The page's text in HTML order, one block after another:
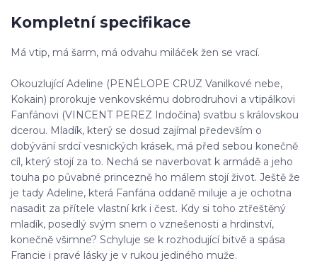
Kompletní specifikace
Má vtip, má šarm, má odvahu miláček žen se vrací.
Okouzlující Adeline (PENÉLOPE CRUZ Vanilkové nebe,
Kokain) prorokuje venkovskému dobrodruhovi a vtipálkovi
Fanfánovi (VINCENT PEREZ Indočína) svatbu s královskou
dcerou. Mladík, který se dosud zajímal především o
dobývání srdcí vesnických krásek, má před sebou konečně
cíl, který stojí za to. Nechá se naverbovat k armádě a jeho
touha po půvabné princezně ho málem stojí život. Ještě že
je tady Adeline, která Fanfána oddaně miluje a je ochotna
nasadit za přítele vlastní krk i čest. Kdy si toho ztřeštěný
mladík, posedlý svým snem o vznešenosti a hrdinství,
konečně všimne? Schyluje se k rozhodující bitvě a spása
Francie i pravé lásky je v rukou jediného muže.